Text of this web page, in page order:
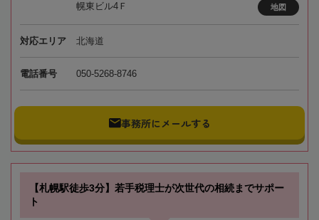
幌東ビル4Ｆ
地図
対応エリア 北海道
電話番号 050-5268-8746
事務所にメールする
【札幌駅徒歩3分】若手税理士が次世代の相続までサポー
ト